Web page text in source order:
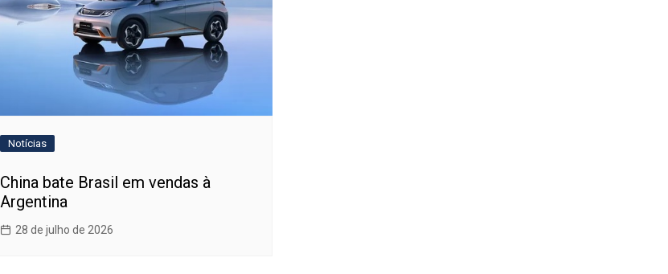
Notícias
China bate Brasil em vendas à
Argentina
28 de julho de 2026